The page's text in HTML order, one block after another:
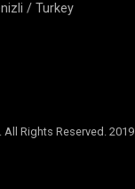
/ Turkey
Rights Reserved. 2019